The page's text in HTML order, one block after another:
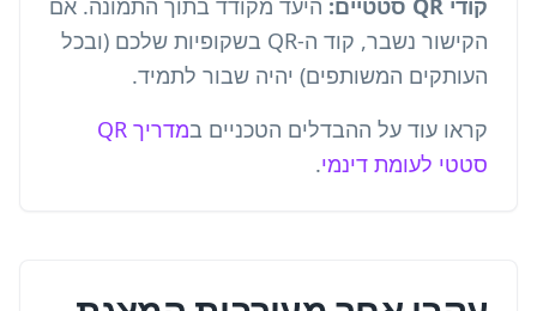
קודי QR סטטיים:
היעד מקודד בתוך התמונה. אם
הקישור נשבר, קוד ה-QR בשקופיות שלכם (ובכל
העותקים המשותפים) יהיה שבור לתמיד.
קראו עוד על ההבדלים הטכניים ב
מדריך QR
סטטי לעומת דינמי.